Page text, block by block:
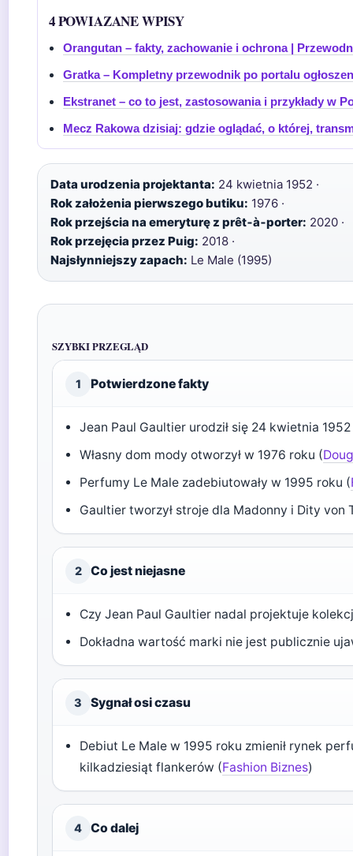
4 POWIAZANE WPISY
Orangutan – fakty, zachowanie i ochrona |
Gratka – Kompletny przewodnik po portalu
Ekstranet – co to jest, zastosowania i przykłady w
Mecz Rakowa dzisiaj: gdzie oglądać, o której,
Data urodzenia projektanta: 24 kwietnia 1952 ·
Rok założenia pierwszego butiku: 1976 ·
Rok przejścia na emeryturę z prêt‑à‑porter: 2020 ·
Rok przejęcia przez Puig: 2018 ·
Najsłynniejszy zapach: Le Male (1995)
SZYBKI PRZEGLĄD
1 Potwierdzone fakty
Jean Paul Gaultier urodził się 24 kwietnia
Własny dom mody otworzył w 1976 roku (
Perfumy Le Male zadebiutowały w 1995 roku (
Gaultier tworzył stroje dla Madonny i Dity von
2 Co jest niejasne
Czy Jean Paul Gaultier nadal projektuje
Dokładna wartość marki nie jest publicznie
3 Sygnał osi czasu
Debiut Le Male w 1995 roku zmienił rynek
kilkadziesiąt flankerów (Fashion Biznes)
4 Co dalej